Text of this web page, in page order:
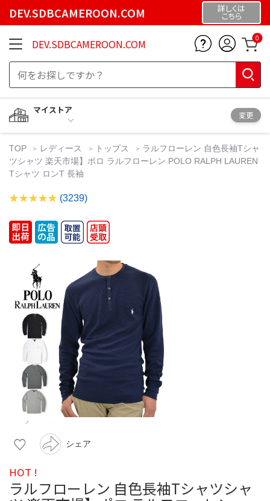
DEV.SDBCAMEROON.COM 詳しくは
こちら
DEV.SDBCAMEROON.COM 0
マイストア
変更
TOP レディース トップス
ラルフローレン 自色長袖Tシャ
ツシャツ 楽天市場】ポロ ラルフローレン POLO RALPH LAUREN
Tシャツ ロンT 長袖
(3239)
シェア
HOT !
ラルフローレン 自色長袖Tシャツシャ